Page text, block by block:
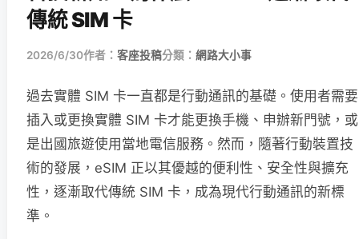
傳統 SIM 卡
2026/6/30作者： 客座投稿分類： 網路大小事
過去實體 SIM 卡一直都是行動通訊的基礎。使用者需要
插入或更換實體 SIM 卡才能更換手機、申辦新門號，或
是出國旅遊使用當地電信服務。然而，隨著行動裝置技
術的發展，eSIM 正以其優越的便利性、安全性與擴充
性，逐漸取代傳統 SIM 卡，成為現代行動通訊的新標
準。